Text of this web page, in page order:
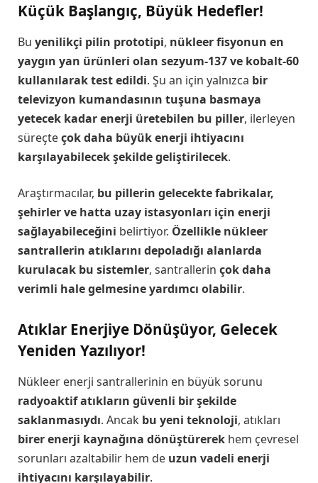
Küçük Başlangıç, Büyük Hedefler!
Bu yenilikçi pilin prototipi, nükleer fisyonun en
yaygın yan ürünleri olan sezyum-137 ve kobalt-60
kullanılarak test edildi. Şu an için yalnızca bir
televizyon kumandasının tuşuna basmaya
yetecek kadar enerji üretebilen bu piller, ilerleyen
süreçteçok daha büyük enerji ihtiyacını
karşılayabilecek şekilde geliştirilecek.
Araştırmacılar, bu pillerin gelecekte fabrikalar,
şehirler ve hatta uzay istasyonları için enerji
sağlayabileceğini belirtiyor. Özellikle nükleer
santrallerin atıklarını depoladığı alanlarda
kurulacak bu sistemler, santrallerin çok daha
verimli hale gelmesine yardımcı olabilir.
Atıklar Enerjiye Dönüşüyor, Gelecek
Yeniden Yazılıyor!
Nükleer enerji santrallerinin en büyük sorunu
radyoaktif atıkların güvenli bir şekilde
saklanmasıydı. Ancak bu yeni teknoloji, atıkları
birer enerji kaynağına dönüştürerek hem çevresel
sorunları azaltabilir hem de uzun vadeli enerji
ihtiyacını karşılayabilir.